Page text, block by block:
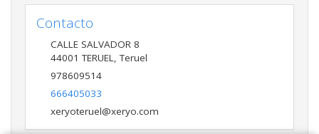
Contacto
CALLE SALVADOR 8
44001 TERUEL ,Teruel
978609514
666405033
xeryoteruel@xeryo.com